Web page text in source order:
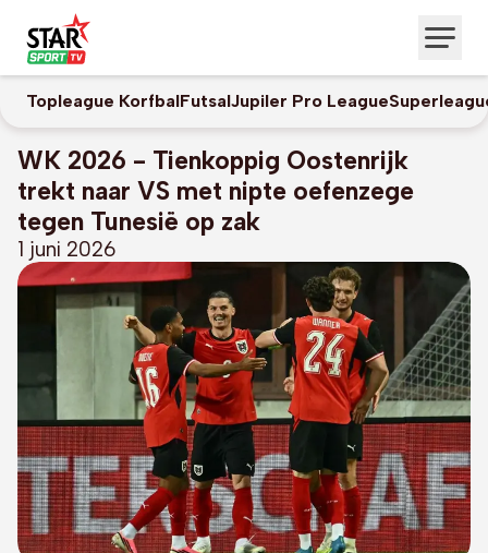
Topleague KorfbalFutsalJupiler Pro League
WK 2026 - Tienkoppig Oostenrijk
trekt naar VS met nipte oefenzege
tegen Tunesië op zak
1 juni 2026